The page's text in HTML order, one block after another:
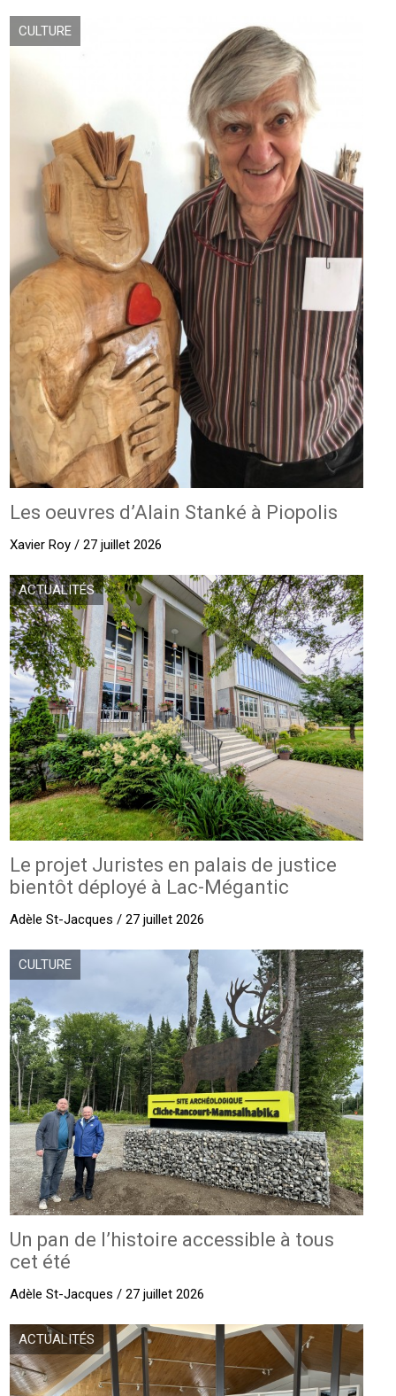
CULTURE
Les oeuvres d’Alain Stanké à Piopolis
Xavier Roy / 27 juillet 2026
ACTUALITÉS
Le projet Juristes en palais de justice
bientôt déployé à Lac-Mégantic
Adèle St-Jacques / 27 juillet 2026
CULTURE
Un pan de l’histoire accessible à tous
cet été
Adèle St-Jacques / 27 juillet 2026
ACTUALITÉS